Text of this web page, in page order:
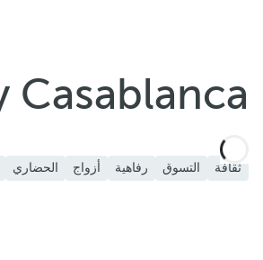
Casablanca
ثقافة التسوق رفاهية أزواج الحضاري